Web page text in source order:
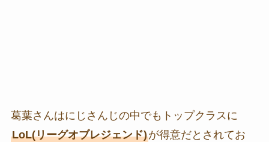
葛葉さんはにじさんじの中でもトップクラスに
LoL(リーグオブレジェンド)が得意だとされてお